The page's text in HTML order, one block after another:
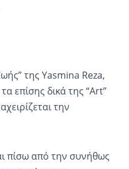
της Yasmina Reza,
επίσης δικά της “Art”
την
πίσω από την συνήθως